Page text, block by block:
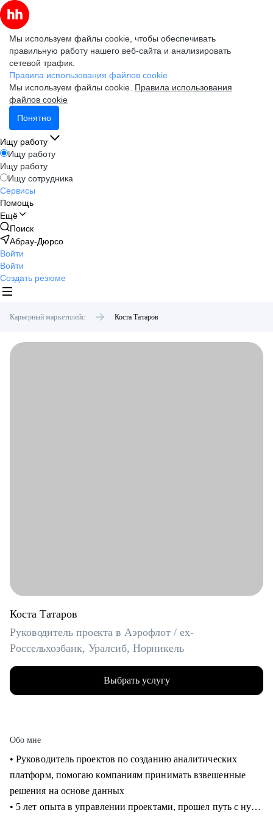
Мы используем файлы cookie, чтобы обеспечивать
правильную работу нашего веб-сайта и анализировать
сетевой трафик.
Правила использования файлов cookie
Мы используем файлы cookie. Правила использования
файлов cookie
Понятно
Ищу работу
Ищу работу
Ищу работу
Ищу сотрудника
Сервисы
Помощь
Ещё
Поиск
Абрау-Дюрсо
Войти
Войти
Создать резюме
Карьерный маркетплейс Коста Татаров
Коста Татаров
Руководитель проекта в Аэрофлот / ex-
Россельхозбанк, Уралсиб, Норникель
Выбрать услугу
Обо мне
• Руководитель проектов по созданию аналитических
платформ, помогаю компаниям принимать взвешенные
решения на основе данных
• 5 лет опыта в управлении проектами, прошел путь с нуля